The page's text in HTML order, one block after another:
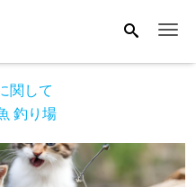
関して
釣り場